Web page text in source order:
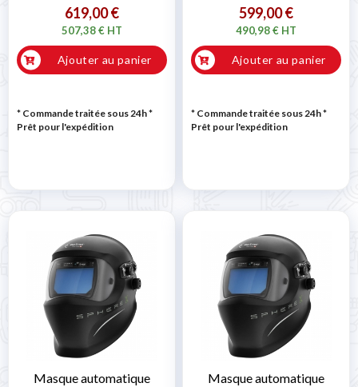
619,00 €
507,38 € HT
Ajouter au panier
* Commande traitée sous 24h*
Prêt pour l'expédition
599,00 €
490,98 € HT
Ajouter au panier
* Commande traitée sous 24h*
Prêt pour l'expédition
Masque automatique
Masque automatique